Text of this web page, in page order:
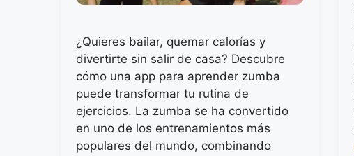
¿Quieres bailar, quemar calorías y
divertirte sin salir de casa? Descubre
cómo una app para aprender zumba
puede transformar tu rutina de
ejercicios. La zumba se ha convertido
en uno de los entrenamientos más
populares del mundo, combinando